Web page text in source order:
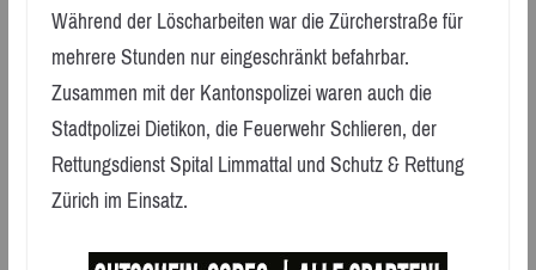
Während der Löscharbeiten war die Zürcherstraße für
mehrere Stunden nur eingeschränkt befahrbar.
Zusammen mit der Kantonspolizei waren auch die
Stadtpolizei Dietikon, die Feuerwehr Schlieren, der
Rettungsdienst Spital Limmattal und Schutz & Rettung
Zürich im Einsatz.